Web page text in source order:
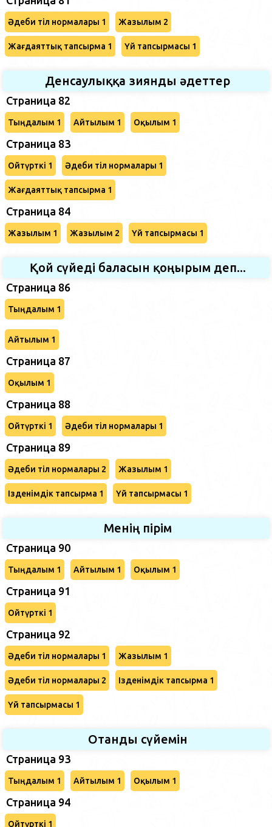
Әдеби тіл нормалары 1 Жазылым 2
Жағдаяттық тапсырма 1 Үй тапсырмасы 1
Денсаулыққа зиянды әдеттер
Страница 82
Тыңдалым 1 Айтылым 1 Оқылым 1
Страница 83
Ойтүрткі 1 Әдеби тіл нормалары 1
Жағдаяттық тапсырма 1
Страница 84
Жазылым 1 Жазылым 2 Үй тапсырмасы 1
Қой сүйеді баласын қоңырым деп...
Страница 86
Тыңдалым 1
Айтылым 1
Страница 87
Оқылым 1
Страница 88
Ойтүрткі 1 Әдеби тіл нормалары 1
Страница 89
Әдеби тіл нормалары 2 Жазылым 1
Ізденімдік тапсырма 1 Үй тапсырмасы 1
Менің пірім
Страница 90
Тыңдалым 1 Айтылым 1 Оқылым 1
Страница 91
Ойтүрткі 1
Страница 92
Әдеби тіл нормалары 1 Жазылым 1
Әдеби тіл нормалары 2 Ізденімдік тапсырма 1
Үй тапсырмасы 1
Отанды сүйемін
Страница 93
Тыңдалым 1 Айтылым 1 Оқылым 1
Страница 94
Ойтүрткі 1